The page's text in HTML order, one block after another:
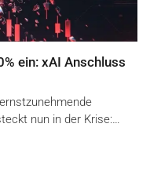
ein: xAI Anschluss
nun in der Krise:…